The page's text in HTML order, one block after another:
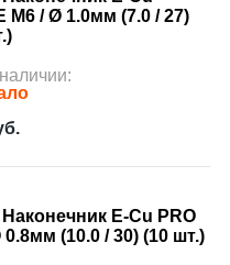
М6 / Ø 1.0мм (7.0 / 27)
E-Cu PRO
0.8мм (10.0 / 30) (10 шт.)